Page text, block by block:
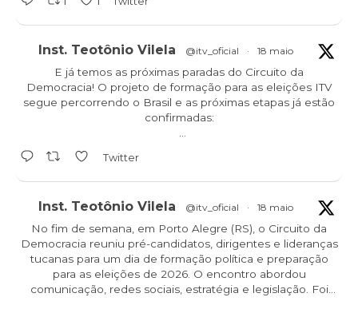
Inst. Teotônio Vilela @itv_oficial · 18 maio
E já temos as próximas paradas do Circuito da
Democracia! O projeto de formação para as eleições ITV
segue percorrendo o Brasil e as próximas etapas já estão
confirmadas:
Mato Grosso - 28/05
Twitter
Inst. Teotônio Vilela @itv_oficial · 18 maio
No fim de semana, em Porto Alegre (RS), o Circuito da
Democracia reuniu pré-candidatos, dirigentes e lideranças
tucanas para um dia de formação política e preparação
para as eleições de 2026. O encontro abordou
comunicação, redes sociais, estratégia e legislação. Foi